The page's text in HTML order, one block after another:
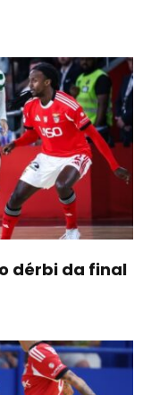
dérbi da final